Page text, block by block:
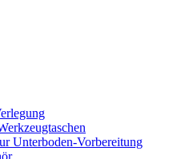
Unterboden-Vorbereitung